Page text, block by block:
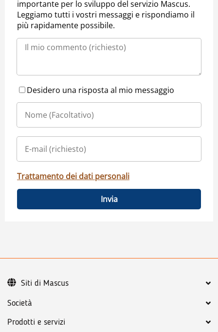
importante per lo sviluppo del servizio Mascus.
Leggiamo tutti i vostri messaggi e rispondiamo il
più rapidamente possibile.
Desidero una risposta al mio messaggio
Trattamento dei dati personali
Invia
Società
Prodotti e servizi
Siti di Mascus